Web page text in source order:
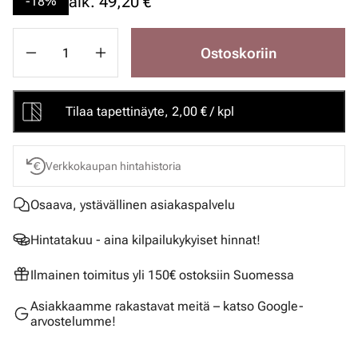
Ostoskoriin
Tilaa tapettinäyte, 2,00 € / kpl
Verkkokaupan hintahistoria
Osaava, ystävällinen asiakaspalvelu
Hintatakuu - aina kilpailukykyiset hinnat!
Ilmainen toimitus yli 150€ ostoksiin Suomessa
Asiakkaamme rakastavat meitä – katso Google-
arvostelumme!